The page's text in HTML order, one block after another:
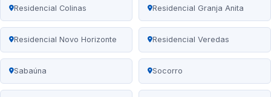
Residencial Colinas Residencial Granja Anita
Residencial Novo Horizonte Residencial Veredas
Sabaúna Socorro